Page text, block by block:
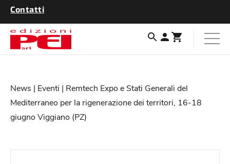
Contatti
News | Eventi | Remtech Expo e Stati Generali del
Mediterraneo per la rigenerazione dei territori, 16-18
giugno Viggiano (PZ)